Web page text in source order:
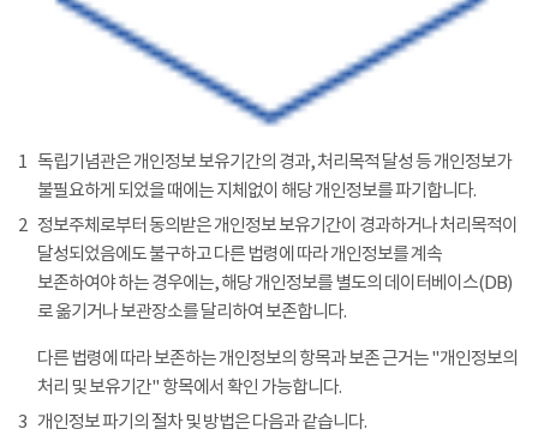
1 독립기념관은 개인정보 보유기간의 경과, 처리목적 달성 등 개인정보가
불필요하게 되었을 때에는 지체없이 해당 개인정보를 파기합니다.
2 정보주체로부터 동의받은 개인정보 보유기간이 경과하거나 처리목적이
달성되었음에도 불구하고 다른 법령에 따라 개인정보를 계속
보존하여야 하는 경우에는, 해당 개인정보를 별도의 데이터베이스(DB)
로 옮기거나 보관장소를 달리하여 보존합니다.
다른 법령에 따라 보존하는 개인정보의 항목과 보존 근거는 "개인정보의
처리 및 보유기간" 항목에서 확인 가능합니다.
3 개인정보 파기의 절차 및 방법은 다음과 같습니다.